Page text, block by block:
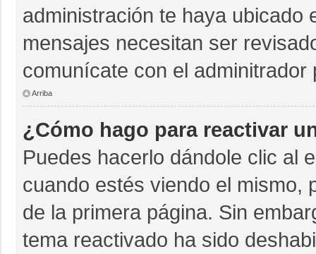
administración te haya ubicado
mensajes necesitan ser
comunícate con el
Arriba
¿Cómo hago para reactivar
Puedes hacerlo dándole clic al
cuando estés viendo el mismo,
de la primera página. Sin
tema reactivado ha sido